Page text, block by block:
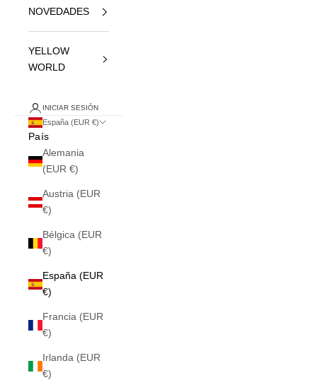
NOVEDADES
YELLOW
WORLD
INICIAR SESIÓN
España (EUR €)
País
Alemania
(EUR €)
Austria (EUR
€)
Bélgica (EUR
€)
España (EUR
€)
Francia (EUR
€)
Irlanda (EUR
€)